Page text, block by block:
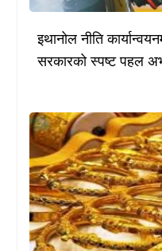
इथानोल नीति
सरकारको स्पष्ट पहल